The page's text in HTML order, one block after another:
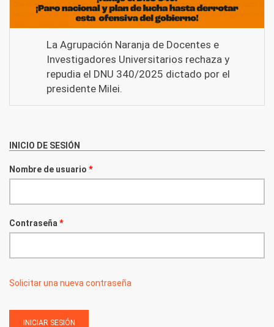
La Agrupación Naranja de Docentes e
Investigadores Universitarios rechaza y
repudia el DNU 340/2025 dictado por el
presidente Milei.
INICIO DE SESIÓN
Nombre de usuario *
Contraseña*
Solicitar una nueva contraseña